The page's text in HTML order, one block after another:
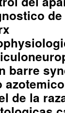
barre
azotemico
de la